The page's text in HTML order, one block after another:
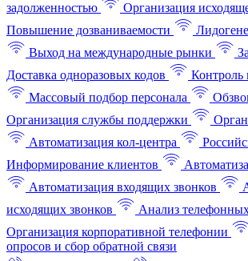
задолженностью
Организация
Повышение дозваниваемости
Выход на международные рынки
Доставка одноразовых кодов
Контроль
Массовый подбор персонала
Организация службы поддержки
Автоматизация кол-центра
Информирование клиентов
Автоматизация входящих звонков
исходящих звонков
Анализ
Организация корпоративной телефонии
опросов и сбор обратной связи